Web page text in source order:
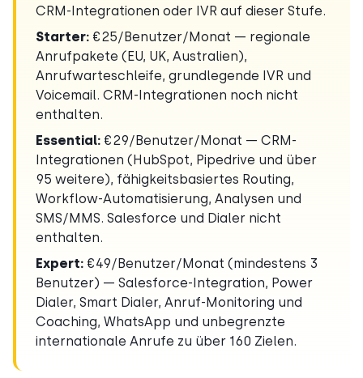
CRM-Integrationen oder IVR auf dieser Stufe.
Starter: €25/Benutzer/Monat — regionale
Anrufpakete (EU, UK, Australien),
Anrufwarteschleife, grundlegende IVR und
Voicemail. CRM-Integrationen noch nicht
enthalten.
Essential: €29/Benutzer/Monat — CRM-
Integrationen (HubSpot, Pipedrive und über
95 weitere), fähigkeitsbasiertes Routing,
Workflow-Automatisierung, Analysen und
SMS/MMS. Salesforce und Dialer nicht
enthalten.
Expert: €49/Benutzer/Monat (mindestens 3
Benutzer) — Salesforce-Integration, Power
Dialer, Smart Dialer, Anruf-Monitoring und
Coaching, WhatsApp und unbegrenzte
internationale Anrufe zu über 160 Zielen.